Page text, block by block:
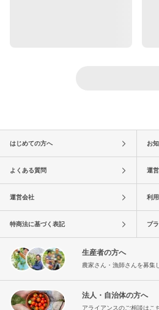
はじめての方へ お
よくある質問 運
運営会社 利
特商法に基づく表記 プ
生産者の方へ
農家さん・漁師さんを募集
法人・自治体の方へ
アライアンスのご相談はこ